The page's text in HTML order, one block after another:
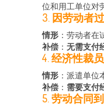
位和用工单位对
3. 因劳动者
情形 ：劳动者
补偿 ： 无需支付
4. 经济性裁员
情形 ：派遣单位
补偿 ： 需要支付
5. 劳动合同